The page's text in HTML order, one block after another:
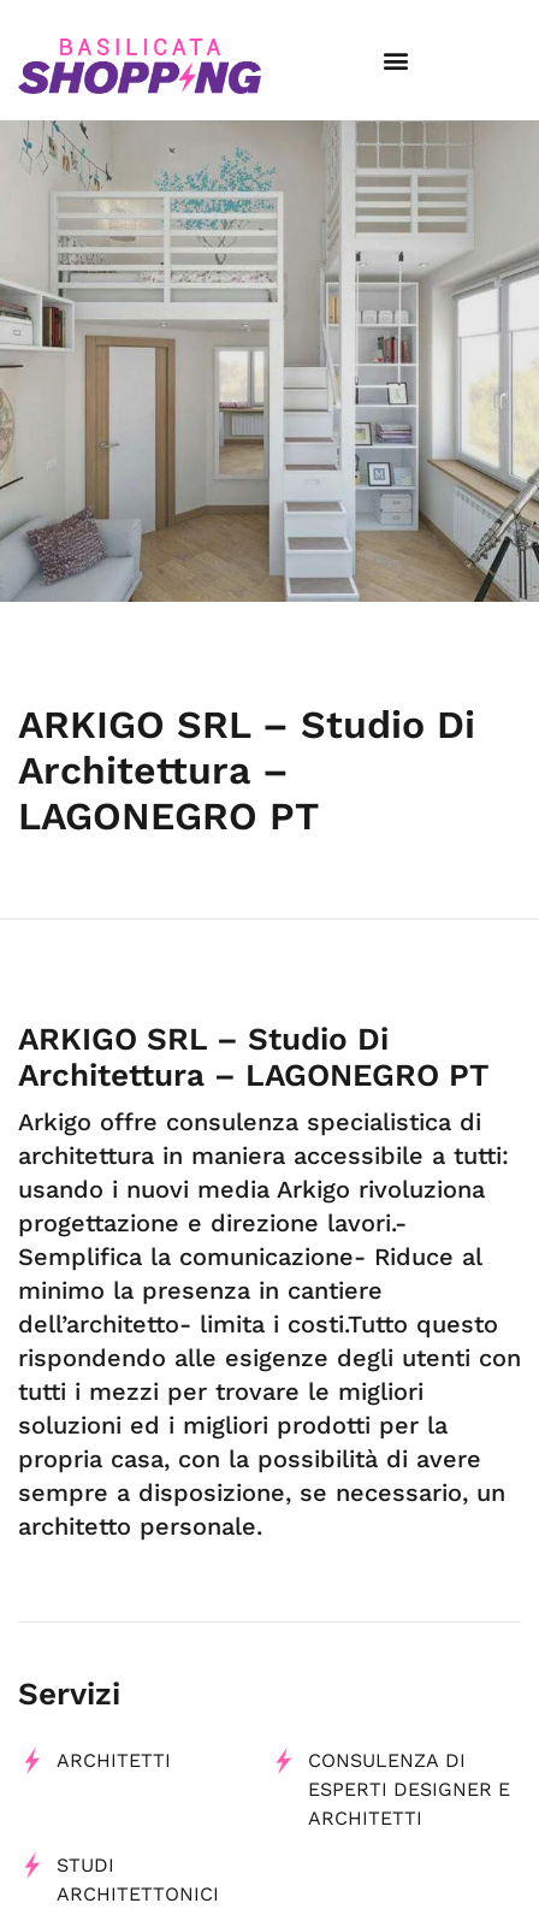
ARKIGO SRL – Studio Di
Architettura –
LAGONEGRO PT
ARKIGO SRL – Studio Di
Architettura – LAGONEGRO PT
Arkigo offre consulenza specialistica di
architettura in maniera accessibile a tutti:
usando i nuovi media Arkigo rivoluziona
progettazione e direzione lavori.-
Semplifica la comunicazione- Riduce al
minimo la presenza in cantiere
dell’architetto- limita i costi.Tutto questo
rispondendo alle esigenze degli utenti con
tutti i mezzi per trovare le migliori
soluzioni ed i migliori prodotti per la
propria casa, con la possibilità di avere
sempre a disposizione, se necessario, un
architetto personale.
Servizi
ARCHITETTI
CONSULENZA DI
ESPERTI DESIGNER E
ARCHITETTI
STUDI
ARCHITETTONICI